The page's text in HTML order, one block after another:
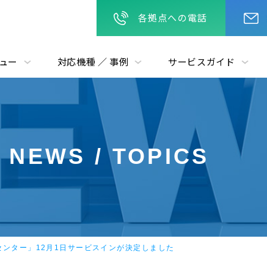
各拠点への電話
ー 対応機種 ／ 事例 サービスガイド
NEWS / TOPICS
ンター」12月1日サービスインが決定しました